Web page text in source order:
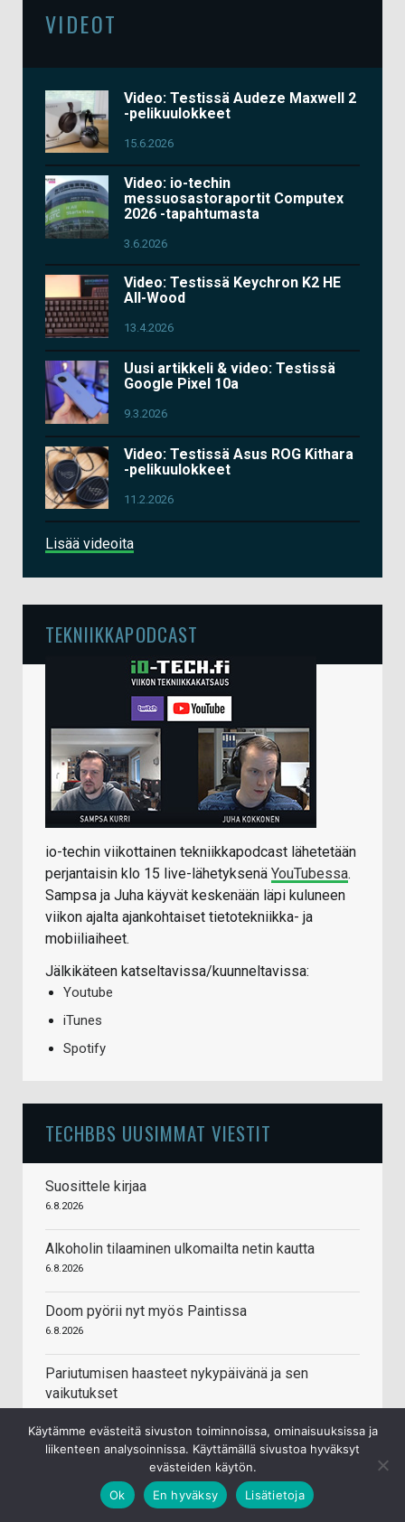
VIDEOT
Video: Testissä Audeze Maxwell 2
-pelikuulokkeet
15.6.2026
Video: io-techin
messuosastoraportit Computex
2026 -tapahtumasta
3.6.2026
Video: Testissä Keychron K2 HE
All-Wood
13.4.2026
Uusi artikkeli & video: Testissä
Google Pixel 10a
9.3.2026
Video: Testissä Asus ROG Kithara
-pelikuulokkeet
11.2.2026
Lisää videoita
TEKNIIKKAPODCAST
io-techin viikottainen tekniikkapodcast lähetetään
perjantaisin klo 15 live-lähetyksenä YouTubessa.
Sampsa ja Juha käyvät keskenään läpi kuluneen
viikon ajalta ajankohtaiset tietotekniikka- ja
mobiiliaiheet.
Jälkikäteen katseltavissa/kuunneltavissa:
Youtube
iTunes
Spotify
TECHBBS UUSIMMAT VIESTIT
Suosittele kirjaa
6.8.2026
Alkoholin tilaaminen ulkomailta netin kautta
6.8.2026
Doom pyörii nyt myös Paintissa
6.8.2026
Pariutumisen haasteet nykypäivänä ja sen
vaikutukset
Perunalastut
Käytämme evästeitä sivuston toiminnoissa, ominaisuuksissa ja
liikenteen analysoinnissa. Käyttämällä sivustoa hyväksyt
evästeiden käytön.
Ok
En hyväksy Lisätietoja